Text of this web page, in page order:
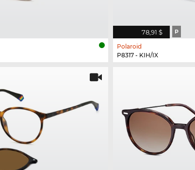
78,91 $ P
Polaroid
P8317 - KIH/IX